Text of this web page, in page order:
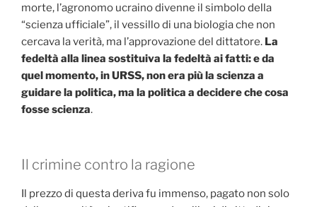
morte, l’agronomo ucraino divenne il simbolo della
“scienza ufficiale”, il vessillo di una biologia che non
cercava la verità, ma l’approvazione del dittatore. La
fedeltà alla linea sostituiva la fedeltà ai fatti: e da
quel momento, in URSS, non era più la scienza a
guidare la politica, ma la politica a decidere che cosa
fosse scienza.
Il crimine contro la ragione
Il prezzo di questa deriva fu immenso, pagato non solo